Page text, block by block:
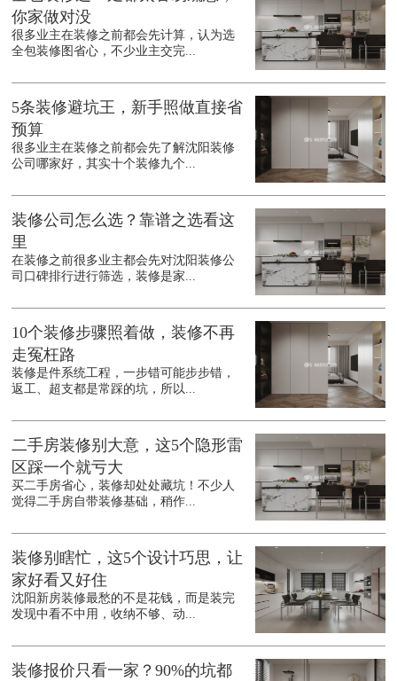
你家做对没
很多业主在装修之前都会先计算，认为选
全包装修图省心，不少业主交完...
5条装修避坑王，新手照做直接省
预算
很多业主在装修之前都会先了解沈阳装修
公司哪家好，其实十个装修九个...
装修公司怎么选？靠谱之选看这
里
在装修之前很多业主都会先对沈阳装修公
司口碑排行进行筛选，装修是家...
10个装修步骤照着做，装修不再
走冤枉路
装修是件系统工程，一步错可能步步错，
返工、超支都是常踩的坑，所以...
二手房装修别大意，这5个隐形雷
区踩一个就亏大
买二手房省心，装修却处处藏坑！不少人
觉得二手房自带装修基础，稍作...
装修别瞎忙，这5个设计巧思，让
家好看又好住
沈阳新房装修最愁的不是花钱，而是装完
发现中看不中用，收纳不够、动...
装修报价只看一家？90%的坑都